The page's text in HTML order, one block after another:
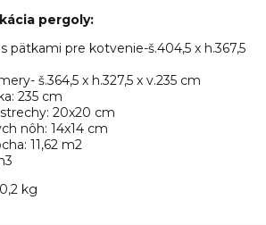
pergoly:
pätkami pre kotvenie-š.404,5 x h.367,5
š.364,5 x h.327,5 x v.235 cm
235 cm
20x20 cm
nôh: 14x14 cm
11,62 m2
kg